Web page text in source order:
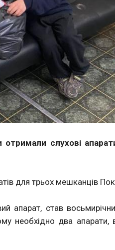
слухові
для трьох мешканців
апарат, став
необхідно два апарати,